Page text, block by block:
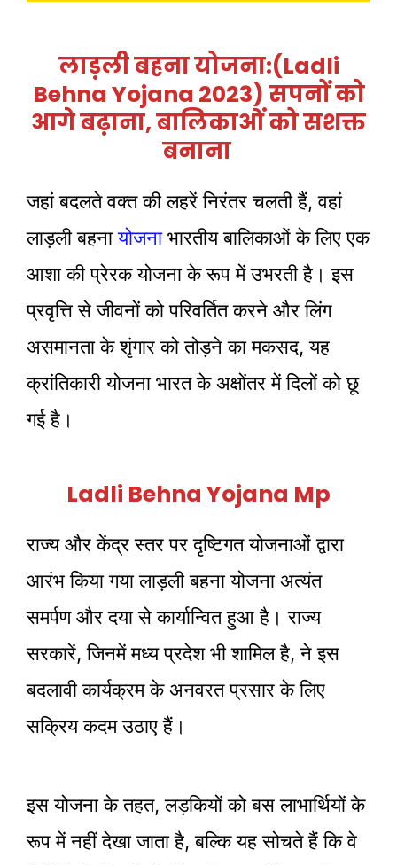
लाड़ली बहना योजना:(ladli
Behna Yojana 2023) सपनों को
आगे बढ़ाना, बालिकाओं को सशक्त
बनाना
जहां बदलते वक्त की लहरें निरंतर चलती हैं, वहां
लाड़ली बहनायोजनाभारतीय बालिकाओं के लिए एक
आशा की प्रेरक योजना के रूप में उभरती है। इस
प्रवृत्ति से जीवनों को परिवर्तित करने और लिंग
असमानता के शृंगार को तोड़ने का मकसद, यह
क्रांतिकारी योजना भारत के अक्षोंतर में दिलों को छू
गई है।
Ladli Behna Yojana Mp
राज्य और केंद्र स्तर पर दृष्टिगत योजनाओं द्वारा
आरंभ किया गया लाड़ली बहना योजना अत्यंत
समर्पण और दया से कार्यान्वित हुआ है। राज्य
सरकारें, जिनमें मध्य प्रदेश भी शामिल है, ने इस
बदलावी कार्यक्रम के अनवरत प्रसार के लिए
सक्रिय कदम उठाए हैं।
इस योजना के तहत, लड़कियों को बस लाभार्थियों के
रूप में नहीं देखा जाता है, बल्कि यह सोचते हैं कि वे